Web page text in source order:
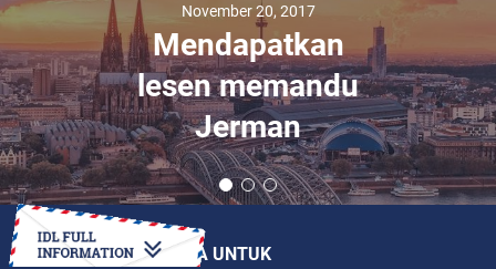
November 20, 2017
Mendapatkan
lesen memandu
Jerman
BAGAIMANAKAH CARA UNTUK